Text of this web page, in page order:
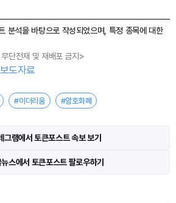
분석을 바탕으로 작성되었으며, 특정 종목에 대한
전재 및 재배포 금지>
보도자료
#이더리움 #암호화폐
그램에서 토큰포스트 속보 보기
스에서 토큰포스트 팔로우하기